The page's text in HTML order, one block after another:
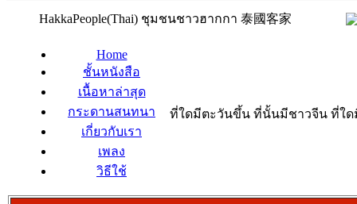
HakkaPeople(Thai) ชุมชนชาวฮากกา 泰國客家
Home
ชั้นหนังสือ
เนื้อหาล่าสุด
กระดานสนทนา
เกี่ยวกับเรา
เพลง
วิธีใช้
ที่ใดมีตะวันขึ้น ที่นั้นมีชาวจีน ที่ใดมี